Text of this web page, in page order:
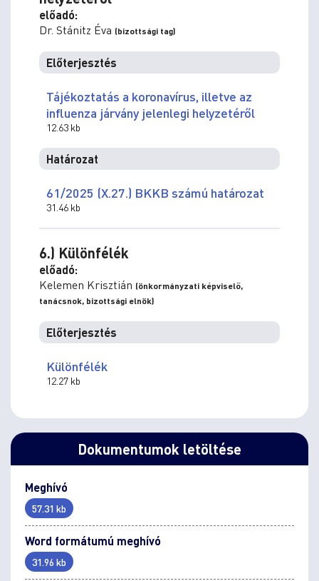
előadó:
Dr. Stánitz Éva (bizottsági tag)
Előterjesztés
Tájékoztatás a koronavírus, illetve az
influenza járvány jelenlegi helyzetéről
12.63 kb
Határozat
61/2025 (X.27.) BKKB számú határozat
31.46 kb
6.) Különfélék
előadó:
Kelemen Krisztián (önkormányzati képviselő,
tanácsnok, bizottsági elnök)
Előterjesztés
Különfélék
12.27 kb
Dokumentumok letöltése
Meghívó
57.31 kb
Word formátumú meghívó
31.96 kb